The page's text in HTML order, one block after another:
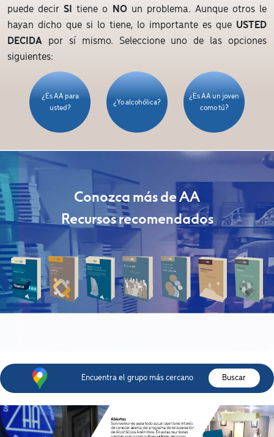
puede decirSI tiene o NOun problema. Aunque otros le
hayan dicho que si lo tiene, lo importante es que USTED
DECIDA por sí mismo. Seleccione uno de las opciones
siguientes:
¿Es AA para
usted?
¿Yo alcohólica?
¿Es AA un joven
como tú?
Conozca más de AA
Recursos recomendados
Encuentra el grupo más cercano Buscar